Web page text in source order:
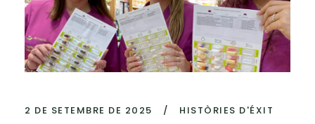
2 DE SETEMBRE DE 2025 / HISTÒRIES D'ÉXIT